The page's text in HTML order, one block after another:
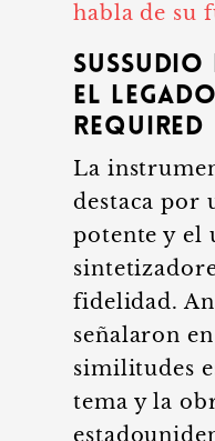
habla de su
el
Required
La
destaca por
potente y el
fidelidad.
señalaron
similitudes
tema y la